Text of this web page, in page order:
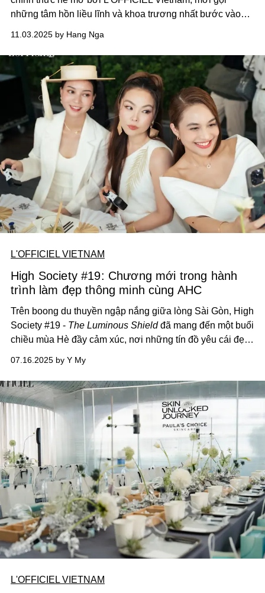
những tâm hồn liều lĩnh và khoa trương nhất bước vào
11.03.2025 by Hang Nga
L'OFFICIEL VIETNAM
High Society #19: Chương mới trong hành
trình làm đẹp thông minh cùng AHC
Trên boong du thuyền ngập nắng giữa lòng Sài Gòn, High
Society #19 - The Luminous Shieldđã mang đến một buổi
chiều mùa Hè đầy cảm xúc, nơi những tín đồ yêu cái đẹp
chăm da thông minh.
07.16.2025 by Y My
L'OFFICIEL VIETNAM